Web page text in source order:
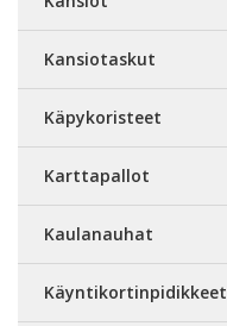
Kansiotaskut
Käpykoristeet
Karttapallot
Kaulanauhat
Käyntikortinpidikkeet